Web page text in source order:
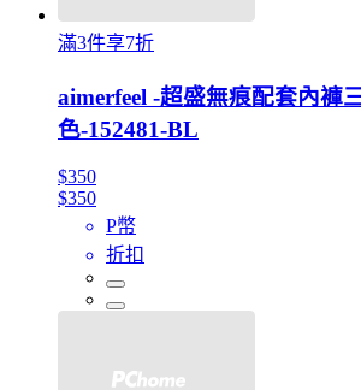
滿3件享7折
aimerfeel -超盛無痕配套內褲
色-152481-BL
$350
$350
P幣
折扣